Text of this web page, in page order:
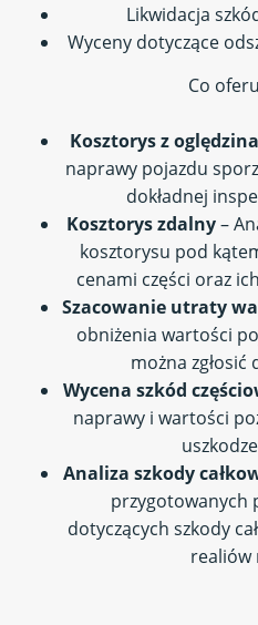
Likwidacja
Wyceny dotyczące
Co
Kosztorys z
naprawy pojazdu
dokładnej
Kosztorys zdalny–
kosztorysu pod
cenami części oraz
Szacowanie utraty
obniżenia wartości
można zgłosić
Wycena szkód
naprawy i wartości
Analiza szkody
przygotowanych
dotyczących szkody
realiów